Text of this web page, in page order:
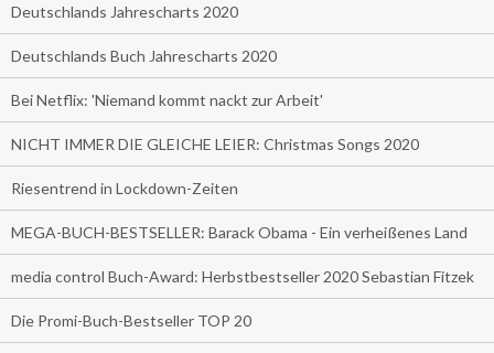
Deutschlands Jahrescharts 2020
Deutschlands Buch Jahrescharts 2020
Bei Netflix: 'Niemand kommt nackt zur Arbeit'
NICHT IMMER DIE GLEICHE LEIER: Christmas Songs 2020
Riesentrend in Lockdown-Zeiten
MEGA-BUCH-BESTSELLER: Barack Obama - Ein verheißenes Land
media control Buch-Award: Herbstbestseller 2020 Sebastian Fitzek
Die Promi-Buch-Bestseller TOP 20